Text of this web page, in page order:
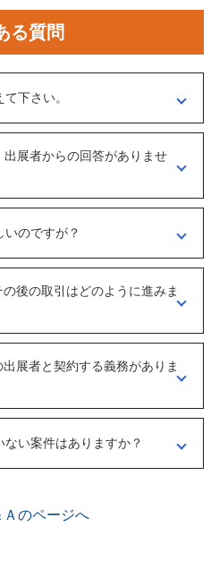
る質問
下さい。
し込みください。
を行う訳ではなくまずは、どのよ
しいと連絡ください。
展者からの回答がありませ
、回答がない出展者には返事をする
るので、数日経っても返信がない場
のですが？
の詳細情報をリクエストしてくださ
ですので、丁寧な言葉遣いを心掛け
後の取引はどのように進みま
介担当者）とのメッセージのやりと
、出展者とのオンライン面談を行う
展者と契約する義務がありま
ような事業なのかを確認する目的も
ってください。
い案件はありますか？
Ａのページへ